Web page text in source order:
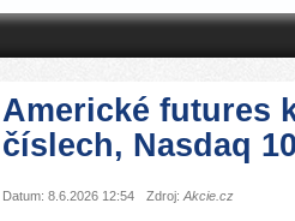
Americké futures
číslech, Nasdaq
Datum: 8.6.2026 12:54 Zdroj: Akcie.cz